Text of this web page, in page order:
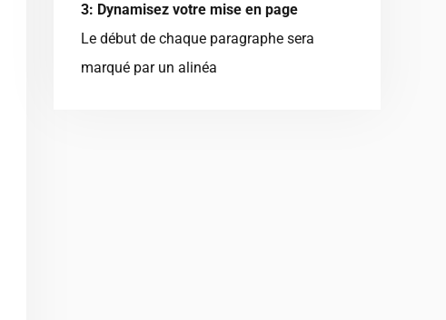
3: Dynamisez votre mise en page
Le début de chaque paragraphe sera
marqué par un alinéa